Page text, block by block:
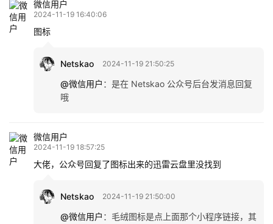
微信用户
2024-11-19 16:40:06
图标
Netskao 2024-11-19 21:50:25
@微信用户 ： 是在 Netskao 公众号后台发消息回复
哦
微信用户
2024-11-19 18:57:25
大佬，公众号回复了图标出来的迅雷云盘里没找到
Netskao 2024-11-19 21:50:00
@微信用户 ： 毛绒图标是点上面那个小程序链接，其